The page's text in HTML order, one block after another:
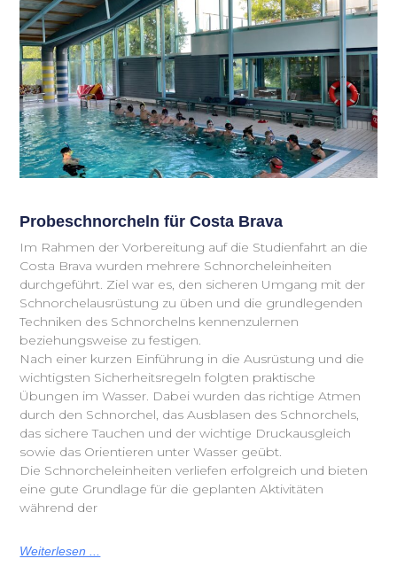
Probeschnorcheln für Costa Brava
Im Rahmen der Vorbereitung auf die Studienfahrt an die
Costa Brava wurden mehrere Schnorcheleinheiten
durchgeführt. Ziel war es, den sicheren Umgang mit der
Schnorchelausrüstung zu üben und die grundlegenden
Techniken des Schnorchelns kennenzulernen
beziehungsweise zu festigen.
Nach einer kurzen Einführung in die Ausrüstung und die
wichtigsten Sicherheitsregeln folgten praktische
Übungen im Wasser. Dabei wurden das richtige Atmen
durch den Schnorchel, das Ausblasen des Schnorchels,
das sichere Tauchen und der wichtige Druckausgleich
sowie das Orientieren unter Wasser geübt.
Die Schnorcheleinheiten verliefen erfolgreich und bieten
eine gute Grundlage für die geplanten Aktivitäten
während der
Weiterlesen ...